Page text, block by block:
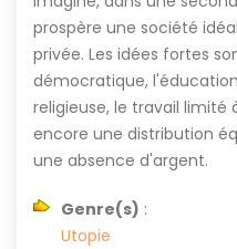
prospère une société
privée. Les idées fortes
démocratique,
religieuse, le travail limité
encore une distribution
une absence d'argent.
Genre(s) :
Utopie